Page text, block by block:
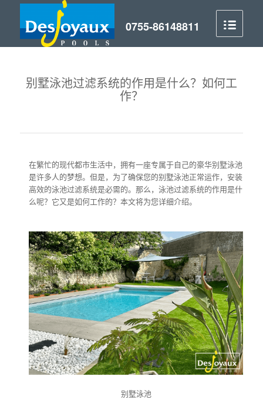
别墅泳池过滤系统的作用是什么？如何工
作？
在繁忙的现代都市生活中，拥有一座专属于自己的豪华别墅泳池
是许多人的梦想。但是，为了确保您的别墅泳池正常运作，安装
高效的泳池过滤系统是必需的。那么，泳池过滤系统的作用是什
么呢？它又是如何工作的？本文将为您详细介绍。
别墅泳池